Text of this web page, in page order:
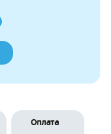
Оплата